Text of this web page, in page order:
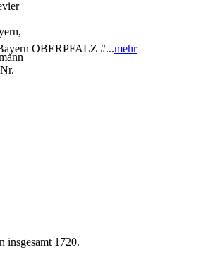
OBERPFALZ #...mehr
insgesamt 1720.